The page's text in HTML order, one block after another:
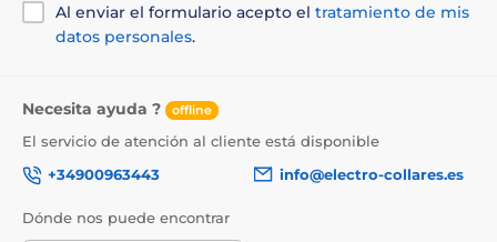
Al enviar el formulario acepto el tratamiento de mis
datos personales.
Necesita ayuda ? offline
El servicio de atención al cliente está disponible
+34900963443
info@electro-collares.es
Dónde nos puede encontrar